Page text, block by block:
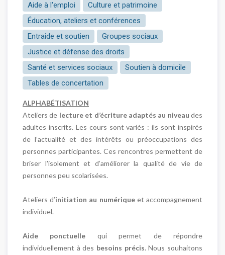
Aide à l'emploi
Culture et patrimoine
Éducation, ateliers et conférences
Entraide et soutien
Groupes sociaux
Justice et défense des droits
Santé et services sociaux
Soutien à domicile
Tables de concertation
ALPHABÉTISATION
Ateliers de lecture et d’écriture adaptés au niveau des
adultes inscrits. Les cours sont variés : ils sont inspirés
de l’actualité et des intérêts ou préoccupations des
personnes participantes. Ces rencontres permettent de
briser l'isolement et d’améliorer la qualité de vie de
personnes peu scolarisées.
Ateliers d’initiation au numériqueet accompagnement
individuel.
Aide ponctuelle qui permet de répondre
individuellement à des besoins précis. Nous souhaitons